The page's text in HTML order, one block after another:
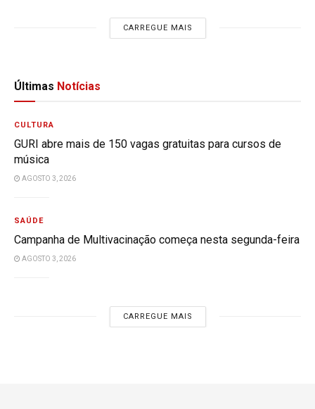
CARREGUE MAIS
Últimas Notícias
CULTURA
GURI abre mais de 150 vagas gratuitas para cursos de
música
AGOSTO 3, 2026
SAÚDE
Campanha de Multivacinação começa nesta segunda-feira
AGOSTO 3, 2026
CARREGUE MAIS